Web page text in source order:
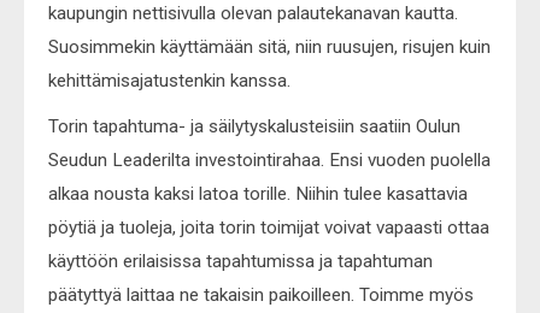
kaupungin nettisivulla olevan palautekanavan kautta.
Suosimmekin käyttämään sitä, niin ruusujen, risujen kuin
kehittämisajatustenkin kanssa.
Torin tapahtuma- ja säilytyskalusteisiin saatiin Oulun
Seudun Leaderilta investointirahaa. Ensi vuoden puolella
alkaa nousta kaksi latoa torille. Niihin tulee kasattavia
pöytiä ja tuoleja, joita torin toimijat voivat vapaasti ottaa
käyttöön erilaisissa tapahtumissa ja tapahtuman
päätyttyä laittaa ne takaisin paikoilleen. Toimme myös